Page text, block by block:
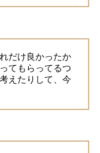
だけ良かったか
てもらってるつ
えたりして、今